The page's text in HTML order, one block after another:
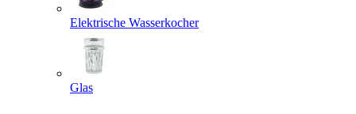
Elektrische Wasserkocher
Glas